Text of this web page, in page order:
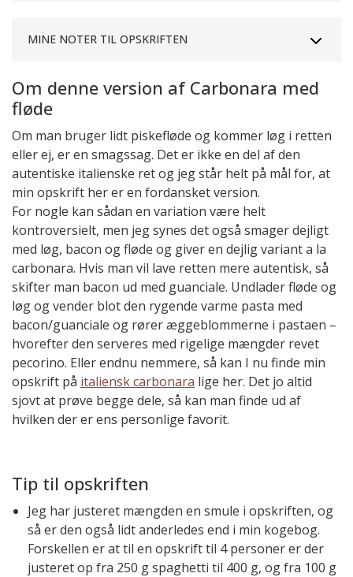
MINE NOTER TIL OPSKRIFTEN
Om denne version af Carbonara med
fløde
Om man bruger lidt piskefløde og kommer løg i retten
eller ej, er en smagssag. Det er ikke en del af den
autentiske italienske ret og jeg står helt på mål for, at
min opskrift her er en fordansket version.
For nogle kan sådan en variation være helt
kontroversielt, men jeg synes det også smager dejligt
med løg, bacon og fløde og giver en dejlig variant a la
carbonara. Hvis man vil lave retten mere autentisk, så
skifter man bacon ud med guanciale. Undlader fløde og
løg og vender blot den rygende varme pasta med
bacon/guanciale og rører æggeblommerne i pastaen –
hvorefter den serveres med rigelige mængder revet
pecorino. Eller endnu nemmere, så kan I nu finde min
opskrift på italiensk carbonara lige her. Det jo altid
sjovt at prøve begge dele, så kan man finde ud af
hvilken der er ens personlige favorit.
Tip til opskriften
Jeg har justeret mængden en smule i opskriften, og
så er den også lidt anderledes end i min kogebog.
Forskellen er at til en opskrift til 4 personer er der
justeret op fra 250 g spaghetti til 400 g, og fra 100 g